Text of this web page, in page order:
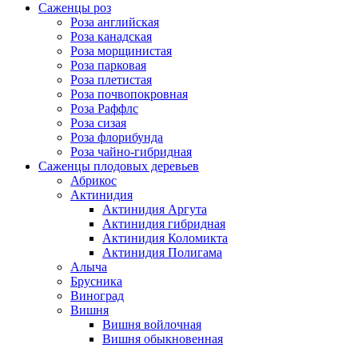
Саженцы роз
Роза английская
Роза канадская
Роза морщинистая
Роза парковая
Роза плетистая
Роза почвопокровная
Роза Раффлс
Роза сизая
Роза флорибунда
Роза чайно-гибридная
Саженцы плодовых деревьев
Абрикос
Актинидия
Актинидия Аргута
Актинидия гибридная
Актинидия Коломикта
Актинидия Полигама
Алыча
Брусника
Виноград
Вишня
Вишня войлочная
Вишня обыкновенная